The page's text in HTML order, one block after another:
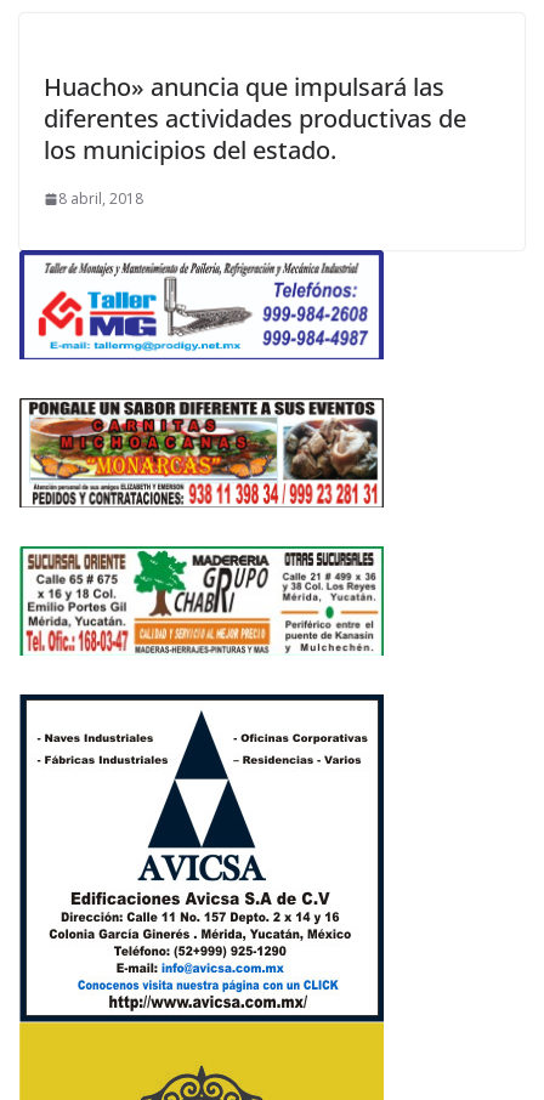
Huacho» anuncia que impulsará las
diferentes actividades productivas de
los municipios del estado.
8 abril, 2018